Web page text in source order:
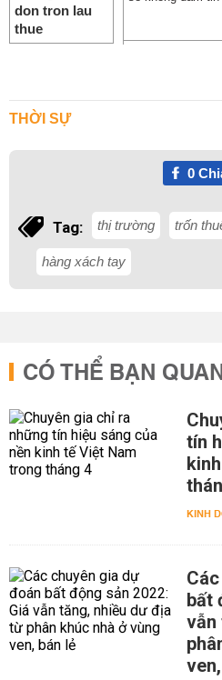
THỜI SỰ
0
Tag: thị trường trốn
hàng xách tay
CÓ THỂ BẠN
tín
KINH
bất
vẫn